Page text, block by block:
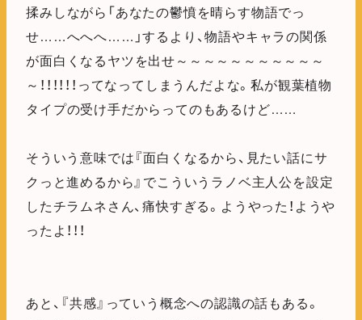
揉みしながら「あなたの鬱憤を晴らす物語でっ
せ……へへへ……」するより、物語やキャラの関係
が面白くなるヤツを出せ～～～～～～～～～～～
～！！！！！！ってなってしまうんだよな。私が観葉植物
タイプの受け手だからってのもあるけど……
そういう意味では『面白くなるから、見たい話にサ
クっと進めるから』でこういうラノベ主人公を設定
したチラムネさん、痛快すぎる。ようやった！ようや
ったよ！！！
あと、『共感』っていう概念への認識の話もある。